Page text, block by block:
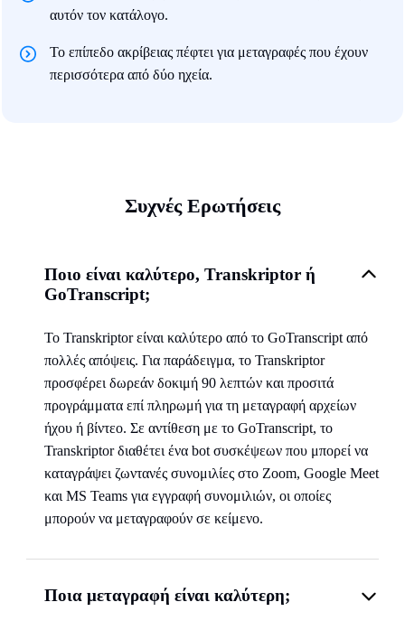
αυτόν τον κατάλογο.
Το επίπεδο ακρίβειας πέφτει για μεταγραφές που έχουν
περισσότερα από δύο ηχεία.
Συχνές Ερωτήσεις
Ποιο είναι καλύτερο, Transkriptor ή
GoTranscript;
Το Transkriptor είναι καλύτερο από το GoTranscript από
πολλές απόψεις. Για παράδειγμα, το Transkriptor
προσφέρει δωρεάν δοκιμή 90 λεπτών και προσιτά
προγράμματα επί πληρωμή για τη μεταγραφή αρχείων
ήχου ή βίντεο. Σε αντίθεση με το GoTranscript, το
Transkriptor διαθέτει ένα bot συσκέψεων που μπορεί να
καταγράψει ζωντανές συνομιλίες στο Zoom, Google Meet
και MS Teams για εγγραφή συνομιλιών, οι οποίες
μπορούν να μεταγραφούν σε κείμενο.
Ποια μεταγραφή είναι καλύτερη;